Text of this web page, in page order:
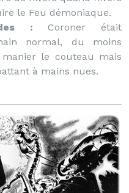
le Feu démoniaque.
: Coroner était
normal, du moins
le couteau mais
à mains nues.